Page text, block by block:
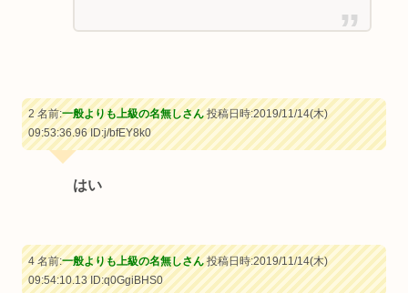
2 名前:一般よりも上級の名無しさん投稿日時:2019/11/14(木)
09:53:36.96ID:j/bfEY8k0
はい
4 名前:一般よりも上級の名無しさん投稿日時:2019/11/14(木)
09:54:10.13ID:q0GgiBHS0